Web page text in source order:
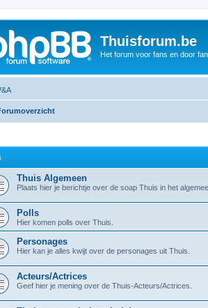
Thuisforum.be
Het forum voor fans en door
Thuis Algemeen
Plaats hier je berichtje over de soap Thuis in het
Polls
Hier komen polls over Thuis.
Personages
Hier kan je alles kwijt over de personages uit Thuis.
Acteurs/Actrices
Geef hier je mening over de Thuis-Acteurs/Actrices.